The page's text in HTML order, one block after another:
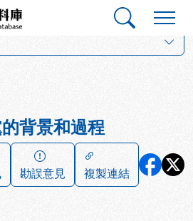
料庫
背景和過程
勘誤意見
複製連結